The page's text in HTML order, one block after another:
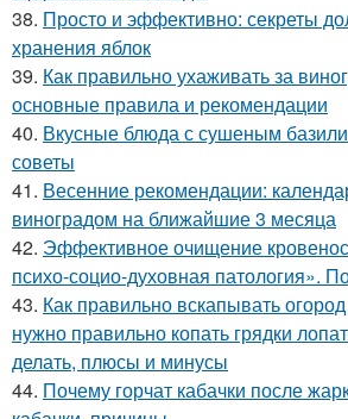
38. Просто и эффективно: секреты
хранения яблок
39. Как правильно ухаживать за
основные правила и рекомендации
40. Вкусные блюда с сушеным
советы
41. Весенние рекомендации:
виноградом на ближайшие 3 месяца
42. Эффективное очищение
психо-социо-духовная патология».
43. Как правильно вскапывать
нужно правильно копать грядки
делать, плюсы и минусы
44. Почему горчат кабачки после